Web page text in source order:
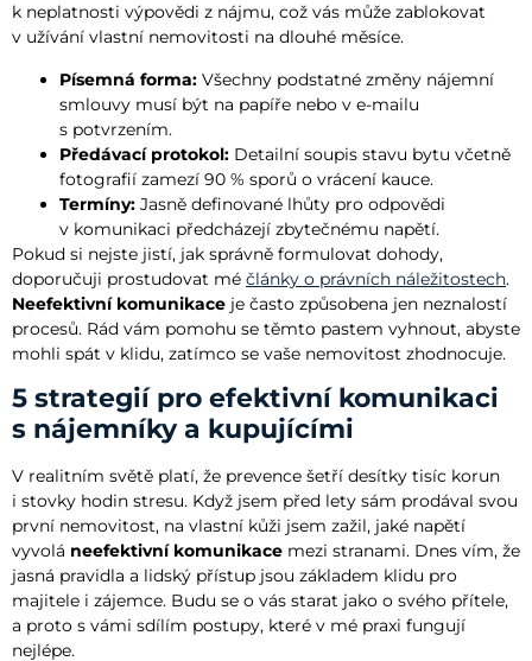
k neplatnosti výpovědi z nájmu, což vás může zablokovat
v užívání vlastní nemovitosti na dlouhé měsíce.
Písemná forma: Všechny podstatné změny nájemní
smlouvy musí být na papíře nebo v e-mailu
s potvrzením.
Předávací protokol: Detailní soupis stavu bytu včetně
fotografií zamezí 90 % sporů o vrácení kauce.
Termíny: Jasně definované lhůty pro odpovědi
v komunikaci předcházejí zbytečnému napětí.
Pokud si nejste jistí, jak správně formulovat dohody,
doporučuji prostudovat mé články o právních náležitostech.
Neefektivní komunikace je často způsobena jen neznalostí
procesů. Rád vám pomohu se těmto pastem vyhnout, abyste
mohli spát v klidu, zatímco se vaše nemovitost zhodnocuje.
5 strategií pro efektivní komunikaci
s nájemníky a kupujícími
V realitním světě platí, že prevence šetří desítky tisíc korun
i stovky hodin stresu. Když jsem před lety sám prodával svou
první nemovitost, na vlastní kůži jsem zažil, jaké napětí
vyvolá neefektivní komunikace mezi stranami. Dnes vím, že
jasná pravidla a lidský přístup jsou základem klidu pro
majitele i zájemce. Budu se o vás starat jako o svého přítele,
a proto s vámi sdílím postupy, které v mé praxi fungují
nejlépe.